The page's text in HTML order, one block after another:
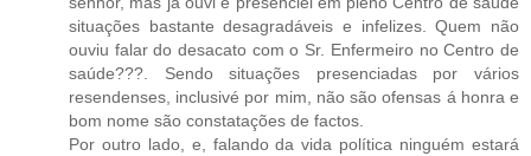
situações bastante desagradáveis e infelizes. Quem não
ouviu falar do desacato com o Sr. Enfermeiro no Centro de
saúde???. Sendo situações presenciadas por vários
resendenses, inclusivé por mim, não são ofensas á honra e
bom nome são constatações de factos.
Por outro lado, e, falando da vida política ninguém estará